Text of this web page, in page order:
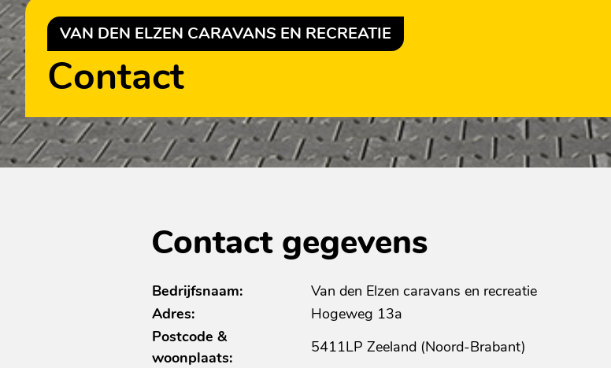
VAN DEN ELZEN CARAVANS EN RECREATIE
Contact
Contact gegevens
Bedrijfsnaam:
Van den Elzen caravans en recreatie
Adres:
Hogeweg 13a
Postcode &
woonplaats:
5411LP Zeeland (Noord-Brabant)